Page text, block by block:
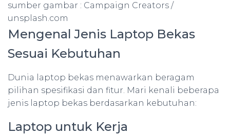
sumber gambar : Campaign Creators /
unsplash.com
Mengenal Jenis Laptop Bekas
Sesuai Kebutuhan
Dunia laptop bekas menawarkan beragam
pilihan spesifikasi dan fitur. Mari kenali beberapa
jenis laptop bekas berdasarkan kebutuhan:
Laptop untuk Kerja